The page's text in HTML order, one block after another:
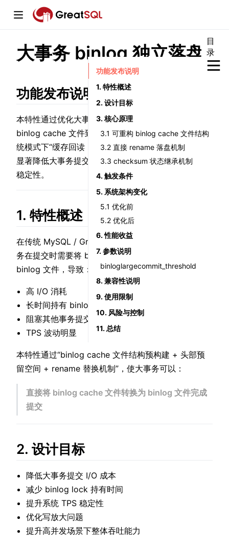
大事务 binlog 独立落盘
功能发布说明
本特性通过优化大事务 binlog 的落盘路径，实现
binlog cache 文件到 binlog 文件的直接转换，避免传
统模式下“缓存回读 + 二次写入”的高 I/O 开销，从而
显著降低大事务提交延迟，提升数据库整体吞吐能力与
稳定性。
1. 特性概述
在传统 MySQL / GreatSQL binlog 提交流程中，大事
务在提交时需要将 binlog cache 内容重新读取并写入
binlog 文件，导致：
高 I/O 消耗
长时间持有 binlog 锁
阻塞其他事务提交
TPS 波动明显
本特性通过“binlog cache 文件结构预构建 + 头部预
留空间 + rename 替换机制”，使大事务可以：
直接将 binlog cache 文件转换为 binlog 文件完成
提交
2. 设计目标
降低大事务提交 I/O 成本
减少 binlog lock 持有时间
提升系统 TPS 稳定性
优化写放大问题
提升高并发场景下整体吞吐能力
目
录
功能发布说明
1. 特性概述
2. 设计目标
3. 核心原理
3.1 可重构 binlog cache 文件结构
3.2 直接 rename 落盘机制
3.3 checksum 状态继承机制
4. 触发条件
5. 系统架构变化
5.1 优化前
5.2 优化后
6. 性能收益
7. 参数说明
binloglargecommit_threshold
8. 兼容性说明
9. 使用限制
10. 风险与控制
11. 总结